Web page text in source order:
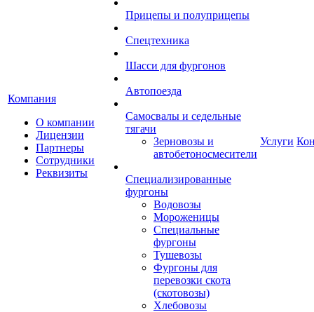
Компания
О компании
Лицензии
Партнеры
Сотрудники
Реквизиты
Прицепы и полуприцепы
Спецтехника
Шасси для фургонов
Автопоезда
Самосвалы и седельные
тягачи
Зерновозы и
автобетоносмесители
Специализированные
фургоны
Водовозы
Мороженицы
Специальные
фургоны
Тушевозы
Фургоны для
перевозки скота
(скотовозы)
Хлебовозы
Услуги